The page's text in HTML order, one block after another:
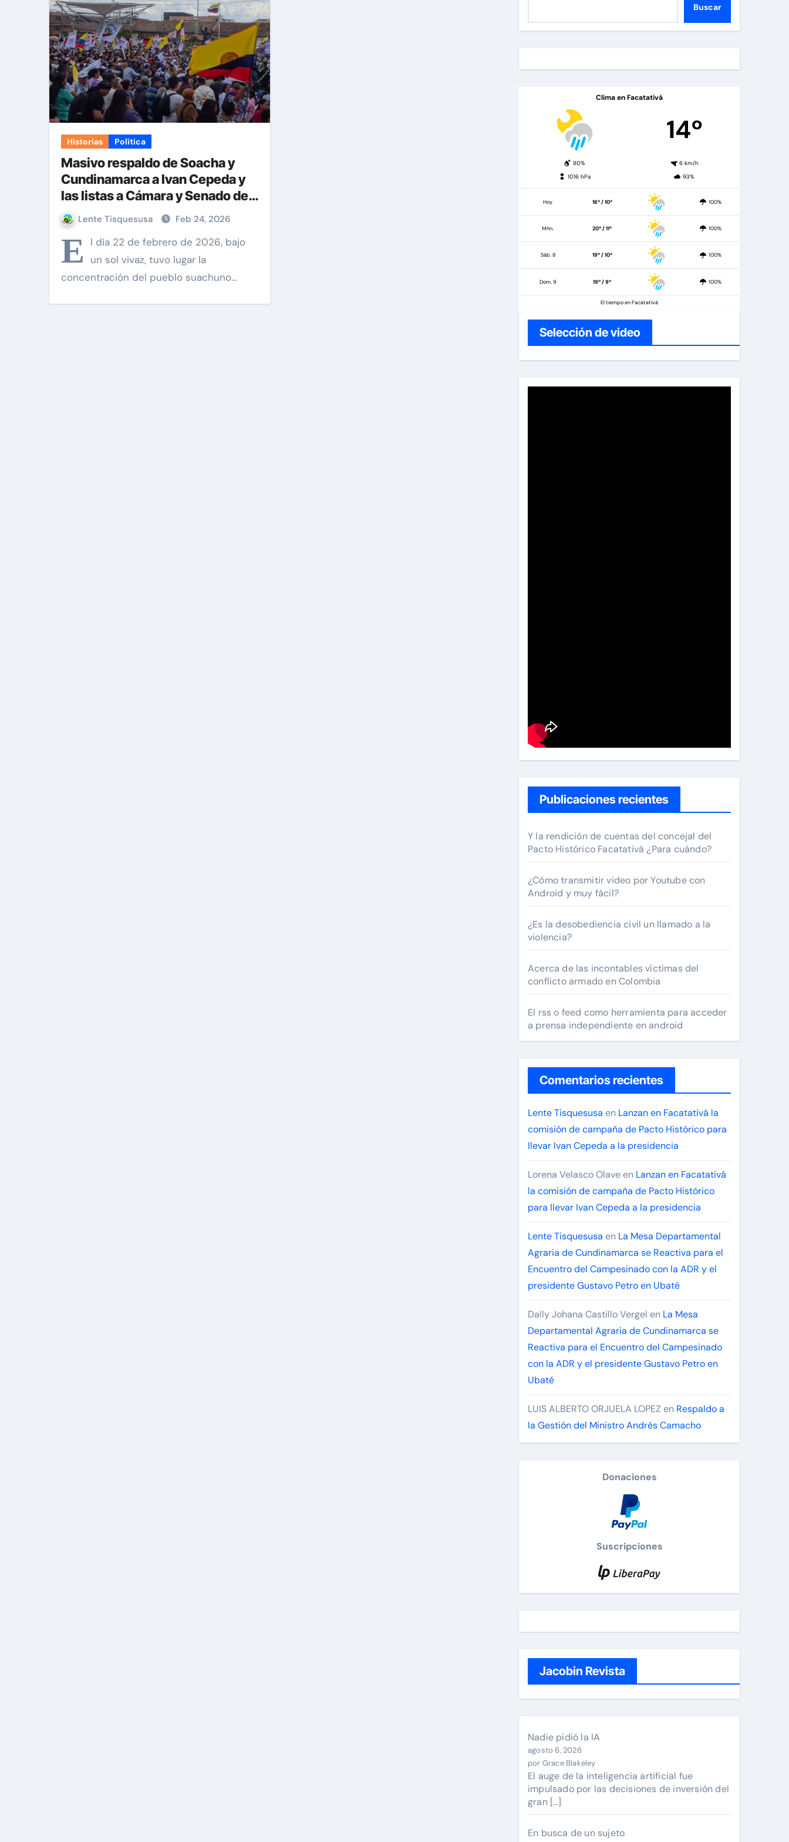
Constituyente: ¿un capricho de Petro o un derecho constitucional del pueblo?
¿De dónde proviene el odio contra la izquierda en Colombia?
Cómo eliminar (casi) toda la publicidad en dispositivos Android (sin root)
El pueblo colombiano mantiene su preferencia por el Pacto Histórico
Y la rendición de cuentas del concejal del Pacto Histórico Facatativá ¿Para cuándo?
Historias Política
Masivo respaldo de Soacha y
Cundinamarca a Ivan Cepeda y
las listas a Cámara y Senado de
Pacto Histórico
Lente Tisquesusa Feb 24, 2026
E
l día 22 de febrero de 2026, bajo
un sol vivaz, tuvo lugar la
concentración del pueblo suachuno…
Buscar
Clima en Facatativá
14º
80%
6 km/h
1016 hPa
93%
Hoy 16º / 10º 100%
Mñn. 20º / 11º 100%
Sáb. 8 19º / 10º 100%
Dom. 9 19º / 9º 100%
El tiempo en Facatativá
Selección de video
Publicaciones recientes
Y la rendición de cuentas del concejal del
Pacto Histórico Facatativá ¿Para cuándo?
¿Cómo transmitir video por Youtube con
Android y muy fácil?
¿Es la desobediencia civil un llamado a la
violencia?
Acerca de las incontables víctimas del
conflicto armado en Colombia
El rss o feed como herramienta para acceder
a prensa independiente en android
Comentarios recientes
Lente Tisquesusa en Lanzan en Facatativá la
comisión de campaña de Pacto Histórico para
llevar Ivan Cepeda a la presidencia
Lorena Velasco Olaveen Lanzan en Facatativá
la comisión de campaña de Pacto Histórico
para llevar Ivan Cepeda a la presidencia
Lente Tisquesusa en La Mesa Departamental
Agraria de Cundinamarca se Reactiva para el
Encuentro del Campesinado con la ADR y el
presidente Gustavo Petro en Ubaté
Dally Johana Castillo Vergel en La Mesa
Departamental Agraria de Cundinamarca se
Reactiva para el Encuentro del Campesinado
con la ADR y el presidente Gustavo Petro en
Ubaté
LUIS ALBERTO ORJUELA LOPEZ en Respaldo a
la Gestión del Ministro Andrés Camacho
Donaciones
Suscripciones
Jacobin Revista
Nadie pidió la IA
agosto 6, 2026
por Grace Blakeley
El auge de la inteligencia artificial fue
impulsado por las decisiones de inversión del
gran […]
En busca de un sujeto